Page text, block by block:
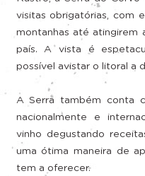
visitas obrigatórias, com
montanhas até atingirem
país. A vista é
possível avistar o litoral a
A Serra também conta
nacionalmente e
vinho degustando
uma ótima maneira de
tem a oferecer.